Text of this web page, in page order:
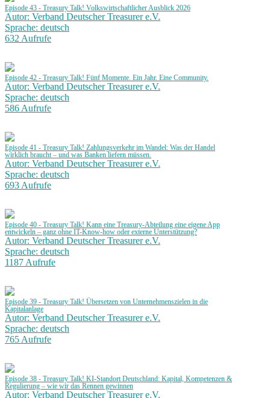
Episode 43 - Treasury Talk! Volkswirtschaftlicher Ausblick 2026
Autor: Verband Deutscher Treasurer e.V.
Sprache: deutsch
632 Aufrufe
Episode 42 - Treasury Talk! Fünf Momente. Ein Jahr. Eine Community.
Autor: Verband Deutscher Treasurer e.V.
Sprache: deutsch
586 Aufrufe
Episode 41 - Treasury Talk! Zahlungsverkehr im Wandel: Was der Handel
wirklich braucht – und was Banken liefern müssen.
Autor: Verband Deutscher Treasurer e.V.
Sprache: deutsch
693 Aufrufe
Episode 40 - Treasury Talk! Kann eine Treasury-Abteilung eine eigene App
entwickeln – ganz ohne IT-Know-how oder externe Unterstützung?
Autor: Verband Deutscher Treasurer e.V.
Sprache: deutsch
1187 Aufrufe
Episode 39 - Treasury Talk! Übersetzen von Unternehmenszielen in die
Kapitalanlage
Autor: Verband Deutscher Treasurer e.V.
Sprache: deutsch
765 Aufrufe
Episode 38 - Treasury Talk! KI-Standort Deutschland: Kapital, Kompetenzen &
Regulierung – wie wir das Rennen gewinnen
Autor: Verband Deutscher Treasurer e.V.